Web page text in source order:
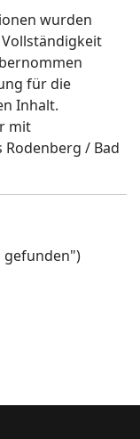
wurden
für die
Inhalt.
mit
/ Bad
gefunden")